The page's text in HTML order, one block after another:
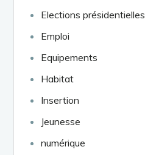
Elections présidentielles
Emploi
Equipements
Habitat
Insertion
Jeunesse
numérique